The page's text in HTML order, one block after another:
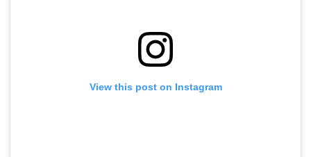
View this post on Instagram